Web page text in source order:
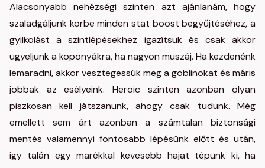
Alacsonyabb nehézségi szinten azt ajánlanám, hogy
szaladgáljunk körbe minden stat boost begyűjtéséhez, a
gyilkolást a szintlépésekhez igazítsuk és csak akkor
ügyeljünk a koponyákra, ha nagyon muszáj. Ha kezdenénk
lemaradni, akkor vesztegessük meg a goblinokat és máris
jobbak az esélyeink. Heroic szinten azonban olyan
piszkosan kell játszanunk, ahogy csak tudunk. Még
emellett sem árt azonban a számtalan biztonsági
mentés valamennyi fontosabb lépésünk előtt és után,
így talán egy marékkal kevesebb hajat tépünk ki, ha